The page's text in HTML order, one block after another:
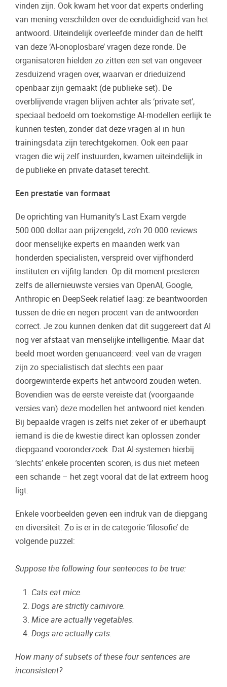
vinden zijn. Ook kwam het voor dat experts onderling
van mening verschilden over de eenduidigheid van het
antwoord. Uiteindelijk overleefde minder dan de helft
van deze ‘AI-onoplosbare’ vragen deze ronde. De
organisatoren hielden zo zitten een set van ongeveer
zesduizend vragen over, waarvan er drieduizend
openbaar zijn gemaakt (de publieke set). De
overblijvende vragen blijven achter als ‘private set’,
speciaal bedoeld om toekomstige AI-modellen eerlijk te
kunnen testen, zonder dat deze vragen al in hun
trainingsdata zijn terechtgekomen. Ook een paar
vragen die wij zelf instuurden, kwamen uiteindelijk in
de publieke en private dataset terecht.
Een prestatie van formaat
De oprichting van Humanity’s Last Exam vergde
500.000 dollar aan prijzengeld, zo’n 20.000 reviews
door menselijke experts en maanden werk van
honderden specialisten, verspreid over vijfhonderd
instituten en vijfitg landen. Op dit moment presteren
zelfs de allernieuwste versies van OpenAI, Google,
Anthropic en DeepSeek relatief laag: ze beantwoorden
tussen de drie en negen procent van de antwoorden
correct. Je zou kunnen denken dat dit suggereert dat AI
nog ver afstaat van menselijke intelligentie. Maar dat
beeld moet worden genuanceerd: veel van de vragen
zijn zo specialistisch dat slechts een paar
doorgewinterde experts het antwoord zouden weten.
Bovendien was de eerste vereiste dat (voorgaande
versies van) deze modellen het antwoord niet kenden.
Bij bepaalde vragen is zelfs niet zeker of er überhaupt
iemand is die de kwestie direct kan oplossen zonder
diepgaand vooronderzoek. Dat AI-systemen hierbij
‘slechts’ enkele procenten scoren, is dus niet meteen
een schande – het zegt vooral dat de lat extreem hoog
ligt.
Enkele voorbeelden geven een indruk van de diepgang
en diversiteit. Zo is er in de categorie ‘filosofie’ de
volgende puzzel:
Suppose the following four sentences to be true:
Cats eat mice.
Dogs are strictly carnivore.
Mice are actually vegetables.
Dogs are actually cats.
How many of subsets of these four sentences are
inconsistent?